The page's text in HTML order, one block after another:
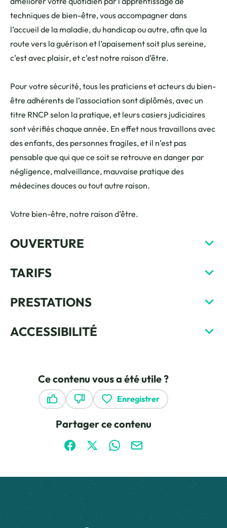
techniques de bien-être, vous accompagner dans
l’accueil de la maladie, du handicap ou autre, afin que la
route vers la guérison et l’apaisement soit plus sereine,
c’est avec plaisir, et c’est notre raison d’être.
Pour votre sécurité, tous les praticiens et acteurs du bien-
être adhérents de l’association sont diplômés, avec un
titre RNCP selon la pratique, et leurs casiers judiciaires
sont vérifiés chaque année. En effet nous travaillons avec
des enfants, des personnes fragiles, et il n’est pas
pensable que qui que ce soit se retrouve en danger par
négligence, malveillance, mauvaise pratique des
médecines douces ou tout autre raison.
Votre bien-être, notre raison d’être.
OUVERTURE
TARIFS
PRESTATIONS
ACCESSIBILITÉ
Ce contenu vous a été utile ?
Enregistrer
Partager ce contenu
Partager sur Facebook (nouvelle fenêtre)
Partager sur X / Twitter (nouvelle
Partager sur WhatsApp
Partager par mail